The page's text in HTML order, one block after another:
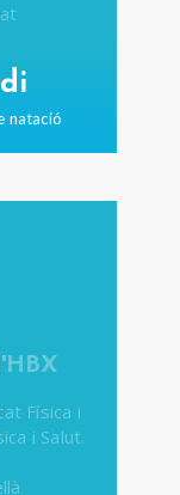
natació
Física i
i Salut.